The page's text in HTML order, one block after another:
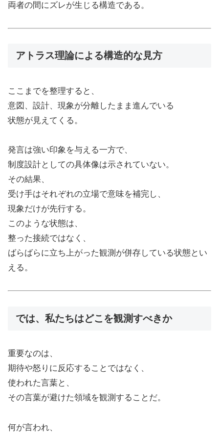
両者の間にズレが生じる構造である。
アトラス理論による構造的な見方
ここまでを整理すると、
意図、設計、現象が分離したまま進んでいる
状態が見えてくる。
発言は強い印象を与える一方で、
制度設計としての具体像は示されていない。
その結果、
受け手はそれぞれの立場で意味を補完し、
現象だけが先行する。
このような状態は、
整った接続ではなく、
ばらばらに立ち上がった観測が併存している状態とい
える。
では、私たちはどこを観測すべきか
重要なのは、
期待や怒りに反応することではなく、
使われた言葉と、
その言葉が避けた領域を観測することだ。
何が言われ、